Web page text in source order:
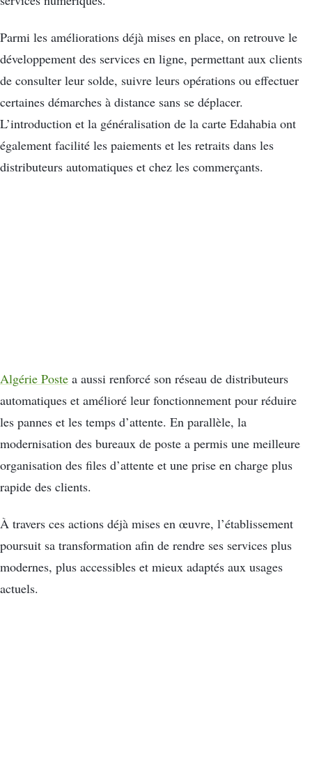
Parmi les améliorations déjà mises en place, on retrouve le
développement des services en ligne, permettant aux clients
de consulter leur solde, suivre leurs opérations ou effectuer
certaines démarches à distance sans se déplacer.
L’introduction et la généralisation de la carte Edahabia ont
également facilité les paiements et les retraits dans les
distributeurs automatiques et chez les commerçants.
Algérie Poste a aussi renforcé son réseau de distributeurs
automatiques et amélioré leur fonctionnement pour réduire
les pannes et les temps d’attente. En parallèle, la
modernisation des bureaux de poste a permis une meilleure
organisation des files d’attente et une prise en charge plus
rapide des clients.
À travers ces actions déjà mises en œuvre, l’établissement
poursuit sa transformation afin de rendre ses services plus
modernes, plus accessibles et mieux adaptés aux usages
actuels.